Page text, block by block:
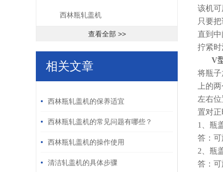
西林瓶轧盖机
查看全部 >>
相关文章
西林瓶轧盖机的保养适宜
西林瓶轧盖机的常见问题有哪些？
西林瓶轧盖机的操作使用
清洁轧盖机的具体步骤
该机
只要
直到
拧紧
V
将瓶
上的
左右
置对
1、瓶
答：
2、瓶
答：